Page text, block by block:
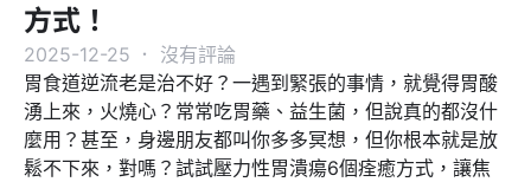
方式！
2025-12-25 ．
沒有評論
胃食道逆流老是治不好？一遇到緊張的事情，就覺得胃酸
湧上來，火燒心？常常吃胃藥、益生菌，但說真的都沒什
麼用？甚至，身邊朋友都叫你多多冥想，但你根本就是放
鬆不下來，對嗎？試試壓力性胃潰瘍6個痊癒方式，讓焦